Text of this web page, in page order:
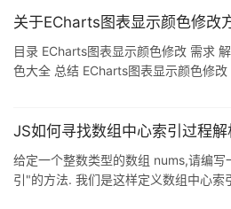
关于ECharts图表显示颜色修改
目录 ECharts图表显示颜色修改 需求
色大全 总结 ECharts图表显示颜色修
JS如何寻找数组中心索引过程解
给定一个整数类型的数组 nums,请编
引"的方法. 我们是这样定义数组中心索